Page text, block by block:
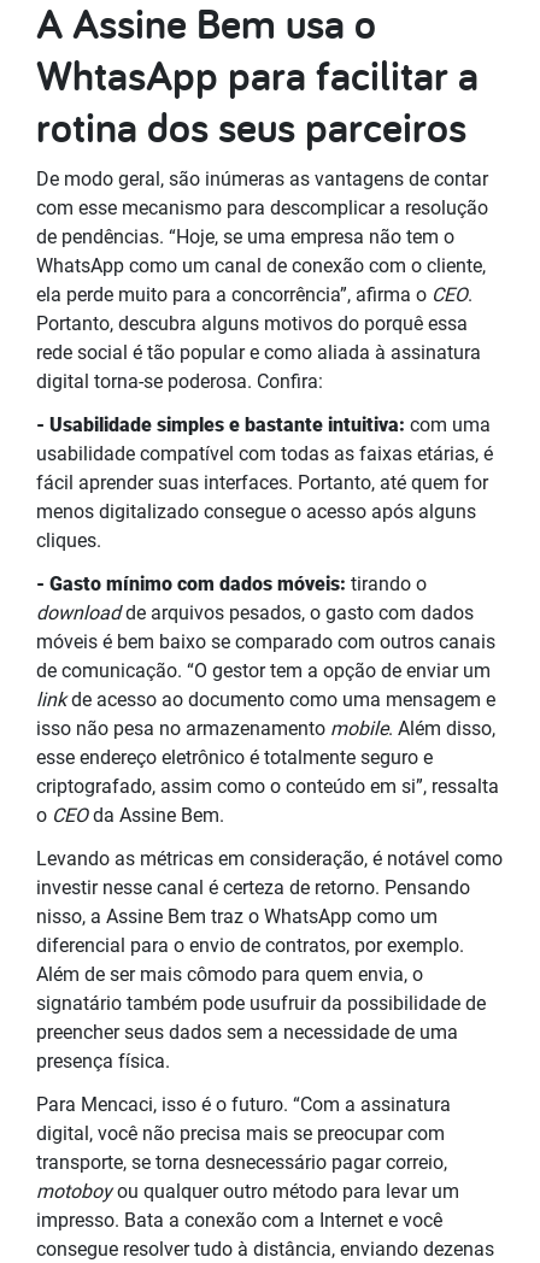
A Assine Bem usa o
WhtasApp para facilitar a
rotina dos seus parceiros
De modo geral, são inúmeras as vantagens de contar
com esse mecanismo para descomplicar a resolução
de pendências. “Hoje, se uma empresa não tem o
WhatsApp como um canal de conexão com o cliente,
ela perde muito para a concorrência”, afirma o CEO.
Portanto, descubra alguns motivos do porquê essa
rede social é tão popular e como aliada à assinatura
digital torna-se poderosa. Confira:
- Usabilidade simples e bastante intuitiva: com uma
usabilidade compatível com todas as faixas etárias, é
fácil aprender suas interfaces. Portanto, até quem for
menos digitalizado consegue o acesso após alguns
cliques.
- Gasto mínimo com dados móveis: tirando o
downloadde arquivos pesados, o gasto com dados
móveis é bem baixo se comparado com outros canais
de comunicação. “O gestor tem a opção de enviar um
linkde acesso ao documento como uma mensagem e
isso não pesa no armazenamento mobile. Além disso,
esse endereço eletrônico é totalmente seguro e
criptografado, assim como o conteúdo em si”, ressalta
o CEOda Assine Bem.
Levando as métricas em consideração, é notável como
investir nesse canal é certeza de retorno. Pensando
nisso, a Assine Bem traz o WhatsApp como um
diferencial para o envio de contratos, por exemplo.
Além de ser mais cômodo para quem envia, o
signatário também pode usufruir da possibilidade de
preencher seus dados sem a necessidade de uma
presença física.
Para Mencaci, isso é o futuro. “Com a assinatura
digital, você não precisa mais se preocupar com
transporte, se torna desnecessário pagar correio,
motoboyou qualquer outro método para levar um
impresso. Bata a conexão com a Internet e você
consegue resolver tudo à distância, enviando dezenas